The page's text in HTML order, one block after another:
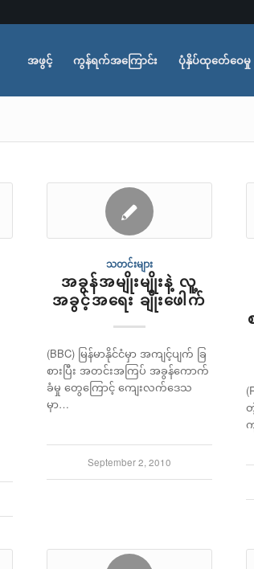
အဖွင့် ကွန်ရက်အကြောင်း ပုံနှိပ်ထုတ်ေဝေမှု
သတင်းများ
အခွန်အမျိုးမျိုးနဲ့ လူ့
အခွင့်အရေး ချိုးဖေါက်
(BBC) မြန်မာနိုင်ငံမှာ အကျင့်ပျက် ခြ
စားပြီး အတင်းအကြပ် အခွန်ကောက်
ခံမှု တွေကြောင့် ကျေးလက်ဒေသ
မှာ…
September 2, 2010